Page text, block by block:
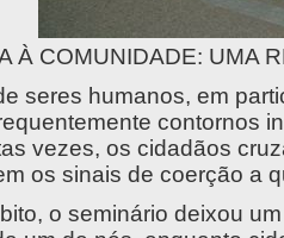
À COMUNIDADE: UMA
seres humanos, em
contornos
vezes, os cidadãos
os sinais de coerção a
o seminário deixou